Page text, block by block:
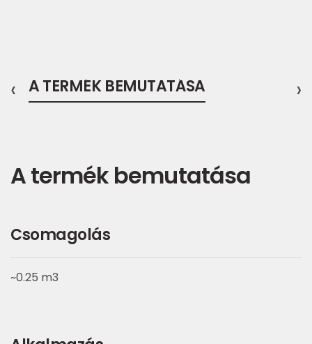
A TERMÉK BEMUTATÁSA
‹ ›
A termék bemutatása
Csomagolás
~0.25 m3